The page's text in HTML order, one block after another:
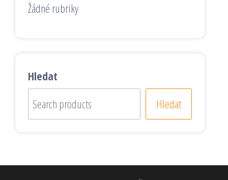
Žádné rubriky
Hledat
Hledat